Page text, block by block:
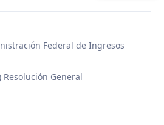
Federal de Ingresos
Resolución General